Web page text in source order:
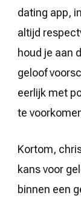
dating app,
altijd
houd je aan
geloof
eerlijk met
te
Kortom,
kans voor
binnen een